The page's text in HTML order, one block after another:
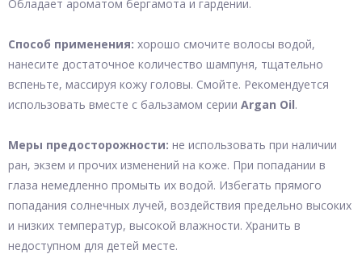
Обладает ароматом бергамота и гардении.
Способ применения: хорошо смочите волосы водой,
нанесите достаточное количество шампуня, тщательно
вспеньте, массируя кожу головы. Смойте. Рекомендуется
использовать вместе с бальзамом серии Argan Oil.
Меры предосторожности: не использовать при наличии
ран, экзем и прочих изменений на коже. При попадании в
глаза немедленно промыть их водой. Избегать прямого
попадания солнечных лучей, воздействия предельно высоких
и низких температур, высокой влажности. Хранить в
недоступном для детей месте.